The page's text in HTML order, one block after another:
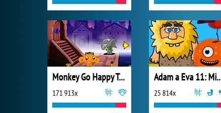
Monkey Go Happy Talisman
171 913x
Adam a Eva
25 814x